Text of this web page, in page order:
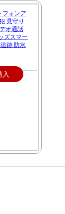
フォンア
見守り
オ通話
ズスマー
跡 防水
入